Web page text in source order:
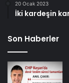
20 Ocak 2023
İki kardeşin
Son Haberler